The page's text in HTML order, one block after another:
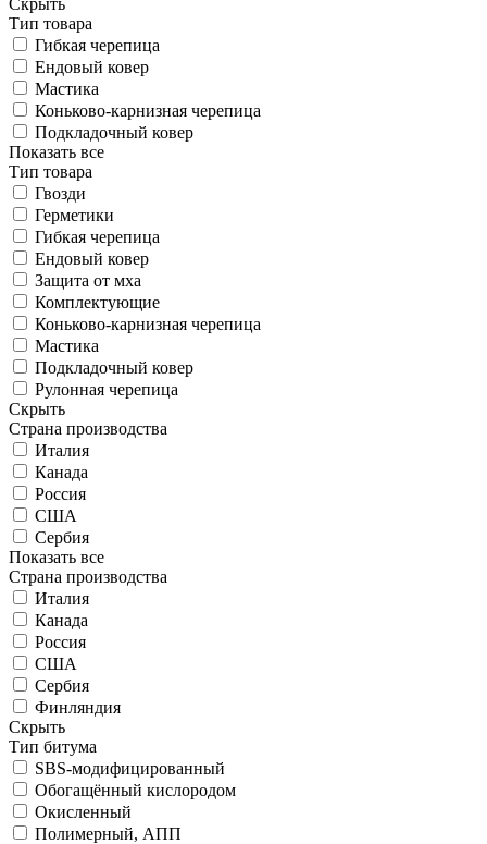
Тип товара
Гибкая черепица
Ендовый ковер
Мастика
Коньково-карнизная черепица
Подкладочный ковер
Показать все
Тип товара
Гвозди
Герметики
Гибкая черепица
Ендовый ковер
Защита от мха
Комплектующие
Коньково-карнизная черепица
Мастика
Подкладочный ковер
Рулонная черепица
Скрыть
Страна производства
Италия
Канада
Россия
США
Сербия
Показать все
Страна производства
Италия
Канада
Россия
США
Сербия
Финляндия
Скрыть
Тип битума
SBS-модифицированный
Обогащённый кислородом
Окисленный
Полимерный, АПП